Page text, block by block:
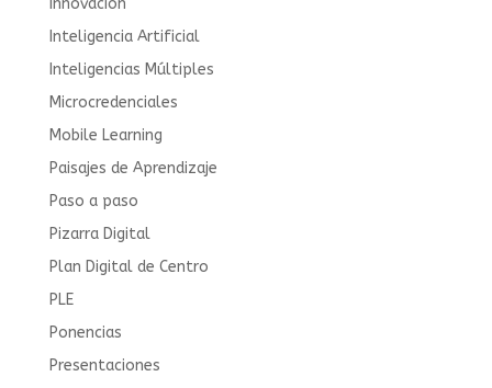
Innovación
Inteligencia Artificial
Inteligencias Múltiples
Microcredenciales
Mobile Learning
Paisajes de Aprendizaje
Paso a paso
Pizarra Digital
Plan Digital de Centro
PLE
Ponencias
Presentaciones